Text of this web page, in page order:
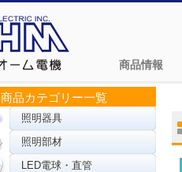
商品情報
商品カテゴリー一覧
照明器具
照明部材
LED電球・直管